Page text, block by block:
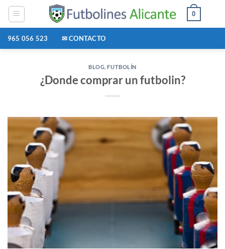
Saltar
contenido
0
965 056 523 ✉ CONTACTO
BLOG ,FUTBOLÍN
¿Donde comprar un futbolin?